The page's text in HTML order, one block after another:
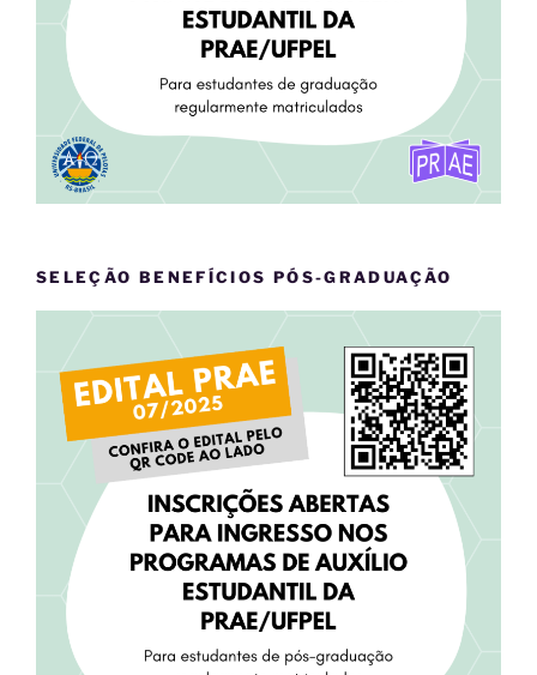
SELEÇÃO BENEFÍCIOS PÓS-GRADUAÇÃO